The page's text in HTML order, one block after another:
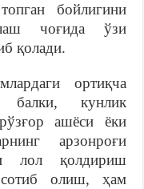
бойлигини
чоғида ўзи
қолади.
ортиқча
балки, кунлик
ашёси ёки
арзонроғи
лол қолдириш
олиш, ҳам